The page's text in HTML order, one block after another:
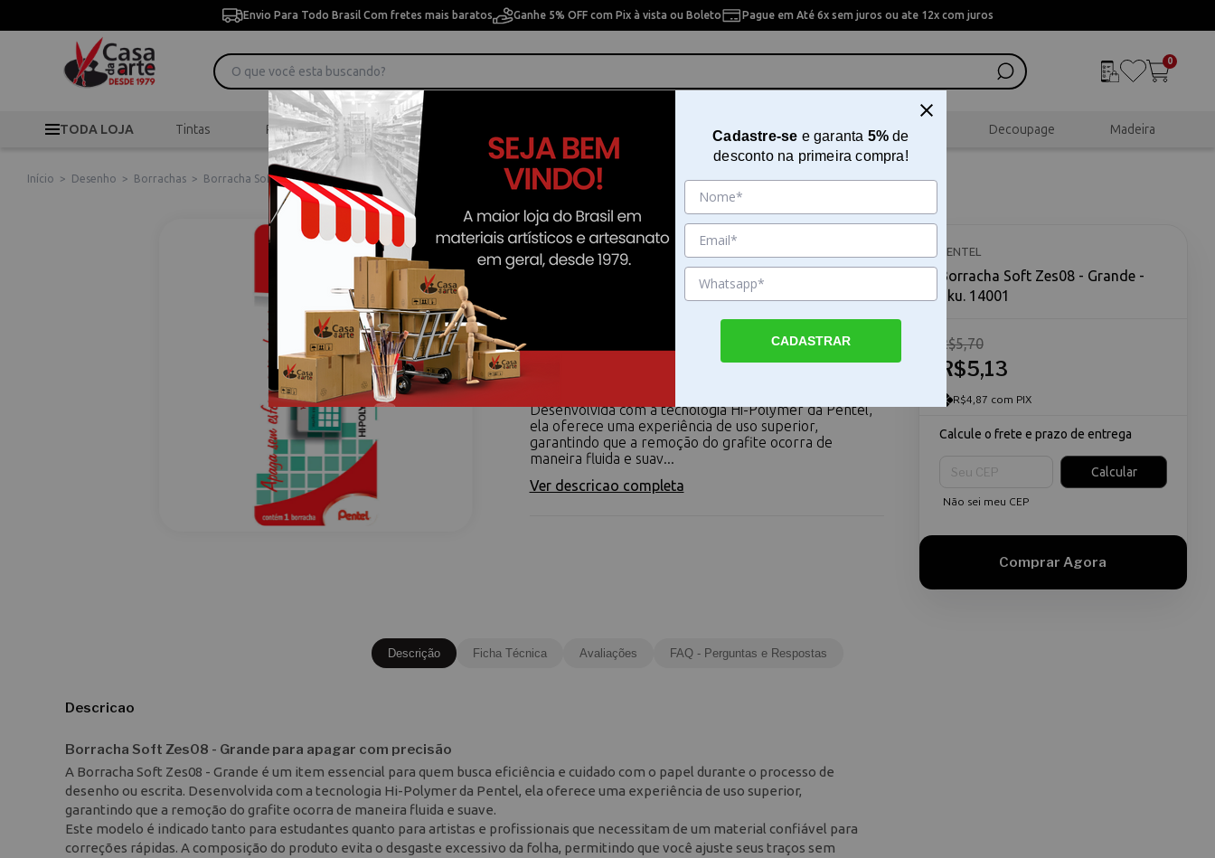
Envio Para Todo Brasil Com fretes mais baratos Ganhe 5% OFF com Pix à vista ou Boleto Pague em Até 6x sem juros ou ate 12x com juros
0
TODA LOJA Tintas Pincéis Desenho Pintura Artesanal Scrapbook Decoupage Madeira
Início > Desenho > Borrachas > Borracha Soft Zes08 - Grande
Borracha Soft Zes08 - Grande
Borracha Soft Zes08 - Grande para apagar com
precisão A Borracha Soft Zes08 - Grande é um item
Desenvolvida com a tecnologia Hi-Polymer da Pentel,
ela oferece uma experiência de uso superior,
garantindo que a remoção do grafite ocorra de
maneira fluida e suav...
Ver descricao completa
PENTEL
Borracha Soft Zes08 - Grande -
Sku. 14001
R$5,13
R$5,70
R$4,87 com PIX
Calcule o frete e prazo de entrega
Calcular
Não sei meu CEP
Descrição Ficha Técnica Avaliações FAQ - Perguntas e Respostas
Descricao
Borracha Soft Zes08 - Grande para apagar com precisão
A Borracha Soft Zes08 - Grande é um item essencial para quem busca eficiência e cuidado com o papel durante o processo de
desenho ou escrita. Desenvolvida com a tecnologia Hi-Polymer da Pentel, ela oferece uma experiência de uso superior,
garantindo que a remoção do grafite ocorra de maneira fluida e suave.
Este modelo é indicado tanto para estudantes quanto para artistas e profissionais que necessitam de um material confiável para
correções rápidas. A composição do produto evita o desgaste excessivo da folha, permitindo que você ajuste seus traços sem
Cadastre-se e garanta 5%de
desconto na primeira compra!
CADASTRAR